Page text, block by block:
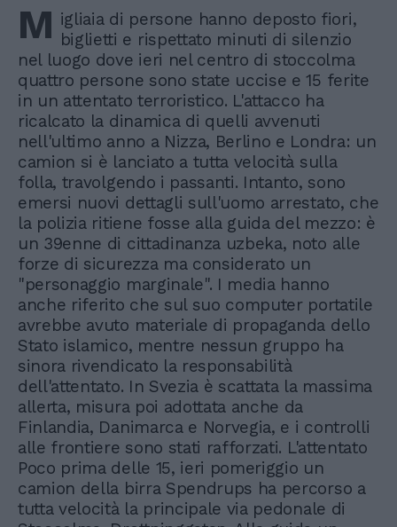
M igliaia di persone hanno deposto fiori,
biglietti e rispettato minuti di silenzio
nel luogo dove ieri nel centro di stoccolma
quattro persone sono state uccise e 15 ferite
in un attentato terroristico. L'attacco ha
ricalcato la dinamica di quelli avvenuti
nell'ultimo anno a Nizza, Berlino e Londra: un
camion si è lanciato a tutta velocità sulla
folla, travolgendo i passanti. Intanto, sono
emersi nuovi dettagli sull'uomo arrestato, che
la polizia ritiene fosse alla guida del mezzo: è
un 39enne di cittadinanza uzbeka, noto alle
forze di sicurezza ma considerato un
"personaggio marginale". I media hanno
anche riferito che sul suo computer portatile
avrebbe avuto materiale di propaganda dello
Stato islamico, mentre nessun gruppo ha
sinora rivendicato la responsabilità
dell'attentato. In Svezia è scattata la massima
allerta, misura poi adottata anche da
Finlandia, Danimarca e Norvegia, e i controlli
alle frontiere sono stati rafforzati. L'attentato
Poco prima delle 15, ieri pomeriggio un
camion della birra Spendrups ha percorso a
tutta velocità la principale via pedonale di